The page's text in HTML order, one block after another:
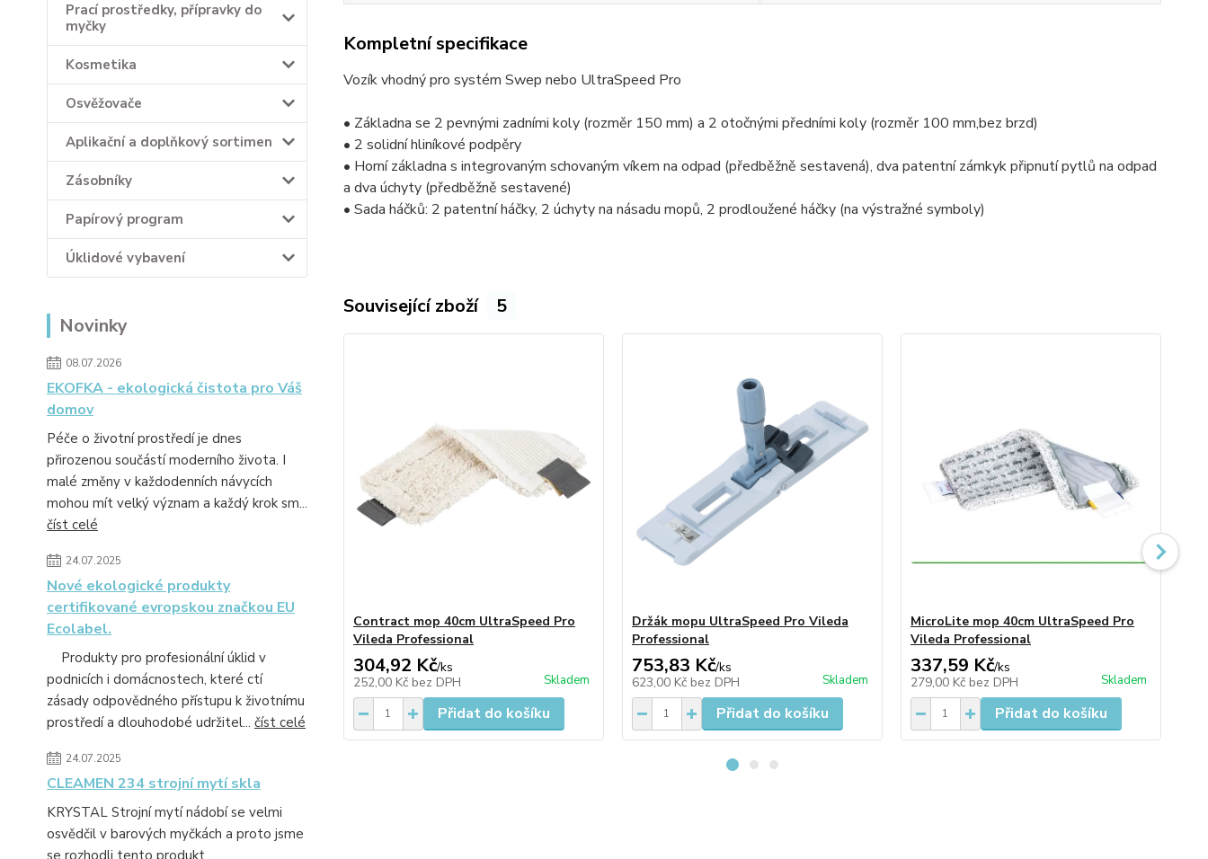
Prací prostředky, přípravky do
myčky
Kosmetika
Osvěžovače
Aplikační a doplňkový sortimen
Zásobníky
Papírový program
Úklidové vybavení
Novinky
08.07.2026
EKOFKA - ekologická čistota pro Váš
domov
Péče o životní prostředí je dnes
přirozenou součástí moderního života. I
malé změny v každodenních návycích
mohou mít velký význam a každý krok sm...
číst celé
24.07.2025
Nové ekologické produkty
certifikované evropskou značkou EU
Ecolabel.
Produkty pro profesionální úklid v
podnicích i domácnostech, které ctí
zásady odpovědného přístupu k životnímu
prostředí a dlouhodobé udržitel... číst celé
24.07.2025
CLEAMEN 234 strojní mytí skla
KRYSTAL Strojní mytí nádobí se velmi
osvědčil v barových myčkách a proto jsme
se rozhodli tento produkt
Kompletní specifikace
Vozík vhodný pro systém Swep nebo UltraSpeed Pro
• Základna se 2 pevnými zadními koly (rozměr 150 mm) a 2 otočnými předními koly (rozměr 100 mm,bez brzd)
• 2 solidní hliníkové podpěry
• Horní základna s integrovaným schovaným víkem na odpad (předběžně sestavená), dva patentní zámkyk připnutí pytlů na odpad
a dva úchyty (předběžně sestavené)
• Sada háčků: 2 patentní háčky, 2 úchyty na násadu mopů, 2 prodloužené háčky (na výstražné symboly)
Související zboží 5
Contract mop 40cm UltraSpeed Pro
Vileda Professional
304,92 Kč/ks
252,00 Kč bez DPH Skladem
Přidat do košíku
Držák mopu UltraSpeed Pro Vileda
Professional
753,83 Kč/ks
623,00 Kč bez DPH Skladem
Přidat do košíku
MicroLite mop 40cm UltraSpeed Pro
Vileda Professional
337,59 Kč/ks
279,00 Kč bez DPH Skladem
Přidat do košíku